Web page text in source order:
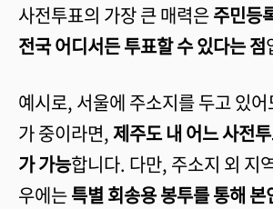
사전투표의 가장 큰 매력은주민등
전국 어디서든 투표할 수 있다는 점
예시로, 서울에 주소지를 두고 있
가 중이라면, 제주도 내 어느 사전
가 가능합니다. 다만, 주소지 외 지
우에는특별 회송용 봉투를 통해